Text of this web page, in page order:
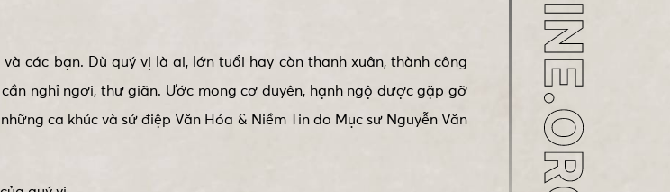
các bạn. Dù quý vị là ai, lớn tuổi hay còn thanh xuân, thành công
nghỉ ngơi, thư giãn. Ước mong cơ duyên, hạnh ngộ được gặp gỡ
ca khúc và sứ điệp Văn Hóa & Niềm Tin do Mục sư Nguyễn Văn